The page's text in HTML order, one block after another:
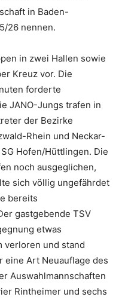
in Baden-
26 nennen.
in zwei Hallen sowie
Kreuz vor. Die
forderte
JANO-Jungs trafen in
der Bezirke
Rhein und Neckar-
Hofen/Hüttlingen. Die
noch ausgeglichen,
sich völlig ungefährdet
bereits
gastgebende TSV
etwas
verloren und stand
eine Art Neuauflage des
Auswahlmannschaften
Rintheimer und sechs